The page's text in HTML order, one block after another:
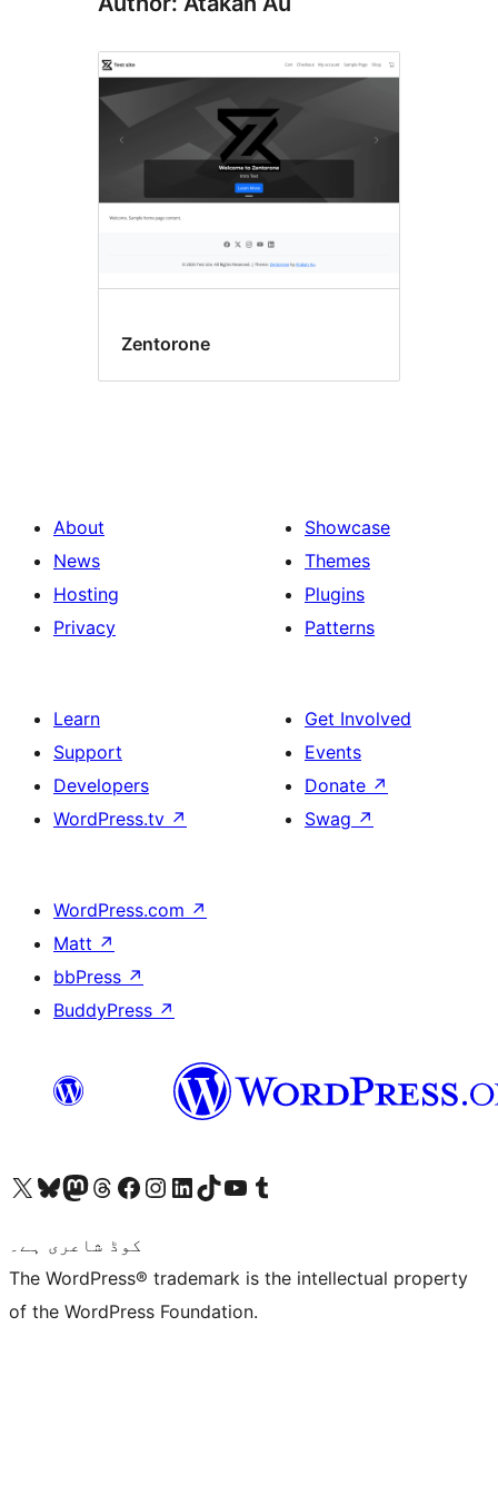
Zentorone
About
News
Hosting
Privacy
Showcase
Themes
Plugins
Patterns
Learn
Support
Developers
WordPress.tv ↗
Get Involved
Events
Donate ↗
Swag ↗
WordPress.com ↗
Matt ↗
bbPress ↗
BuddyPress ↗
Visit our X (formerly Twitter) account
ہمارے بلیواسکائی اکاؤنٹ پر جائیں
Visit our Mastodon account
ہمارے ٹھریڈز اکاؤنٹ پر جائیں
Visit our Facebook page
Visit our Instagram account
Visit our LinkedIn account
ہمارے ٹک ٹاک اکاؤنٹ پر جائیں
Visit our YouTube channel
ہمارے ٹمبلر اکاؤنٹ پر جائیں
کوڈ شاعری ہے۔
The WordPress® trademark is the intellectual property
of the WordPress Foundation.